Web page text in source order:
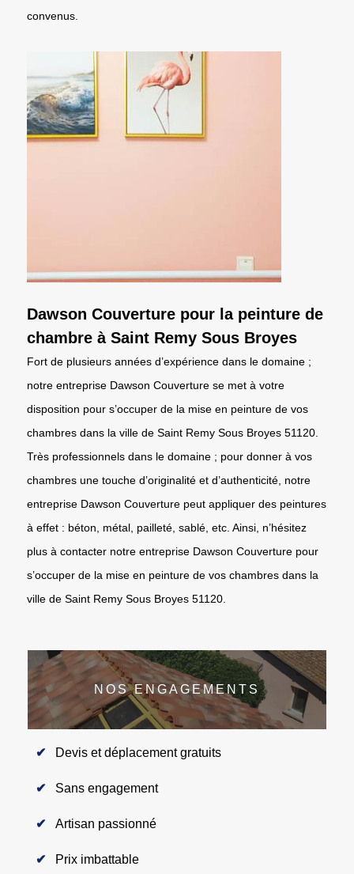
convenus.
Dawson Couverture pour la peinture de
chambre à Saint Remy Sous Broyes
Fort de plusieurs années d’expérience dans le domaine ;
notre entreprise Dawson Couverture se met à votre
disposition pour s’occuper de la mise en peinture de vos
chambres dans la ville de Saint Remy Sous Broyes 51120.
Très professionnels dans le domaine ; pour donner à vos
chambres une touche d’originalité et d’authenticité, notre
entreprise Dawson Couverture peut appliquer des peintures
à effet : béton, métal, pailleté, sablé, etc. Ainsi, n’hésitez
plus à contacter notre entreprise Dawson Couverture pour
s’occuper de la mise en peinture de vos chambres dans la
ville de Saint Remy Sous Broyes 51120.
NOS ENGAGEMENTS
Devis et déplacement gratuits
Sans engagement
Artisan passionné
Prix imbattable